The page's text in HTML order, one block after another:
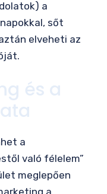
a
sőt
elveheti az
és a
a
való félelem”
meglepően
a